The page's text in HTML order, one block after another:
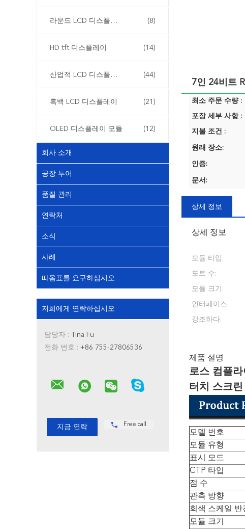
라운드 LCD 디스플레이 (8)
HD tft 디스플레이 (14)
산업적 LCD 디스플레이 (44)
흑백 LCD 디스플레이 (21)
OLED 디스플레이 모듈 (12)
회사 소개
공장 투어
품질 관리
연락처
소식
사례
따옴표를 요구하십시오
저희에게 연락하십시오
담당자 : Tina Fu
전화 번호 : +86 755-27806536
Free call
7인 24비트
최소 주문 수량 :
포장 세부 사항 :
지불 조건 :
원래 장소:
인증:
문서:
상세 정보
상세 정보
모듈 타입:
도트 수:
모듈 크기:
인터페이스:
강조하다:
제품 설명
로스 컴플
터치 스크린
모델 번호
모듈 유형
표시 모드
CTP 타입
점 수
관측 방향
회색 스케일 반
모듈 크기